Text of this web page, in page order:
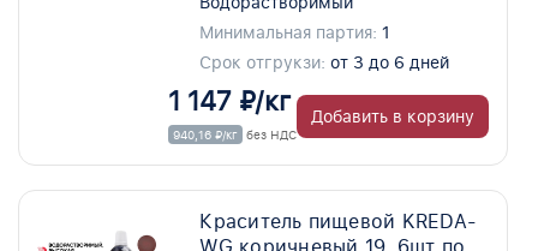
Минимальная партия: 1
Срок отгрукзи: от 3 до 6 дней
1 147 ₽/кг
940,16 ₽/кг без НДС
Добавить в корзину
Краситель пищевой KREDA-